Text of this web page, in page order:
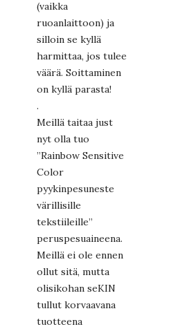
(vaikka
ruoanlaittoon) ja
silloin se kyllä
harmittaa, jos tulee
väärä. Soittaminen
on kyllä parasta!
.
Meillä taitaa just
nyt olla tuo
”Rainbow Sensitive
Color
pyykinpesuneste
värillisille
tekstiileille”
peruspesuaineena.
Meillä ei ole ennen
ollut sitä, mutta
olisikohan seKIN
tullut korvaavana
tuotteena